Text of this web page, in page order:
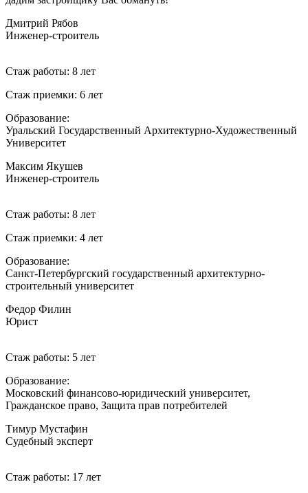
Дмитрий Рябов
Инженер-строитель
Стаж работы: 8 лет
Стаж приемки: 6 лет
Образование:
Уральский Государственный Архитектурно-Художественный
Университет
Максим Якушев
Инженер-строитель
Стаж работы: 8 лет
Стаж приемки: 4 лет
Образование:
Санкт-Петербургский государственный архитектурно-
строительный университет
Федор Филин
Юрист
Стаж работы: 5 лет
Образование:
Московский финансово-юридический университет,
Гражданское право, Защита прав потребителей
Тимур Мустафин
Судебный эксперт
Стаж работы: 17 лет